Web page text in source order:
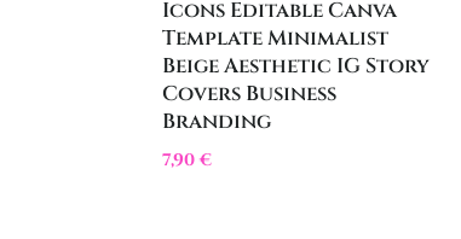
Icons Editable Canva
Template Minimalist
Beige Aesthetic IG Story
Covers Business
Branding
7,90€